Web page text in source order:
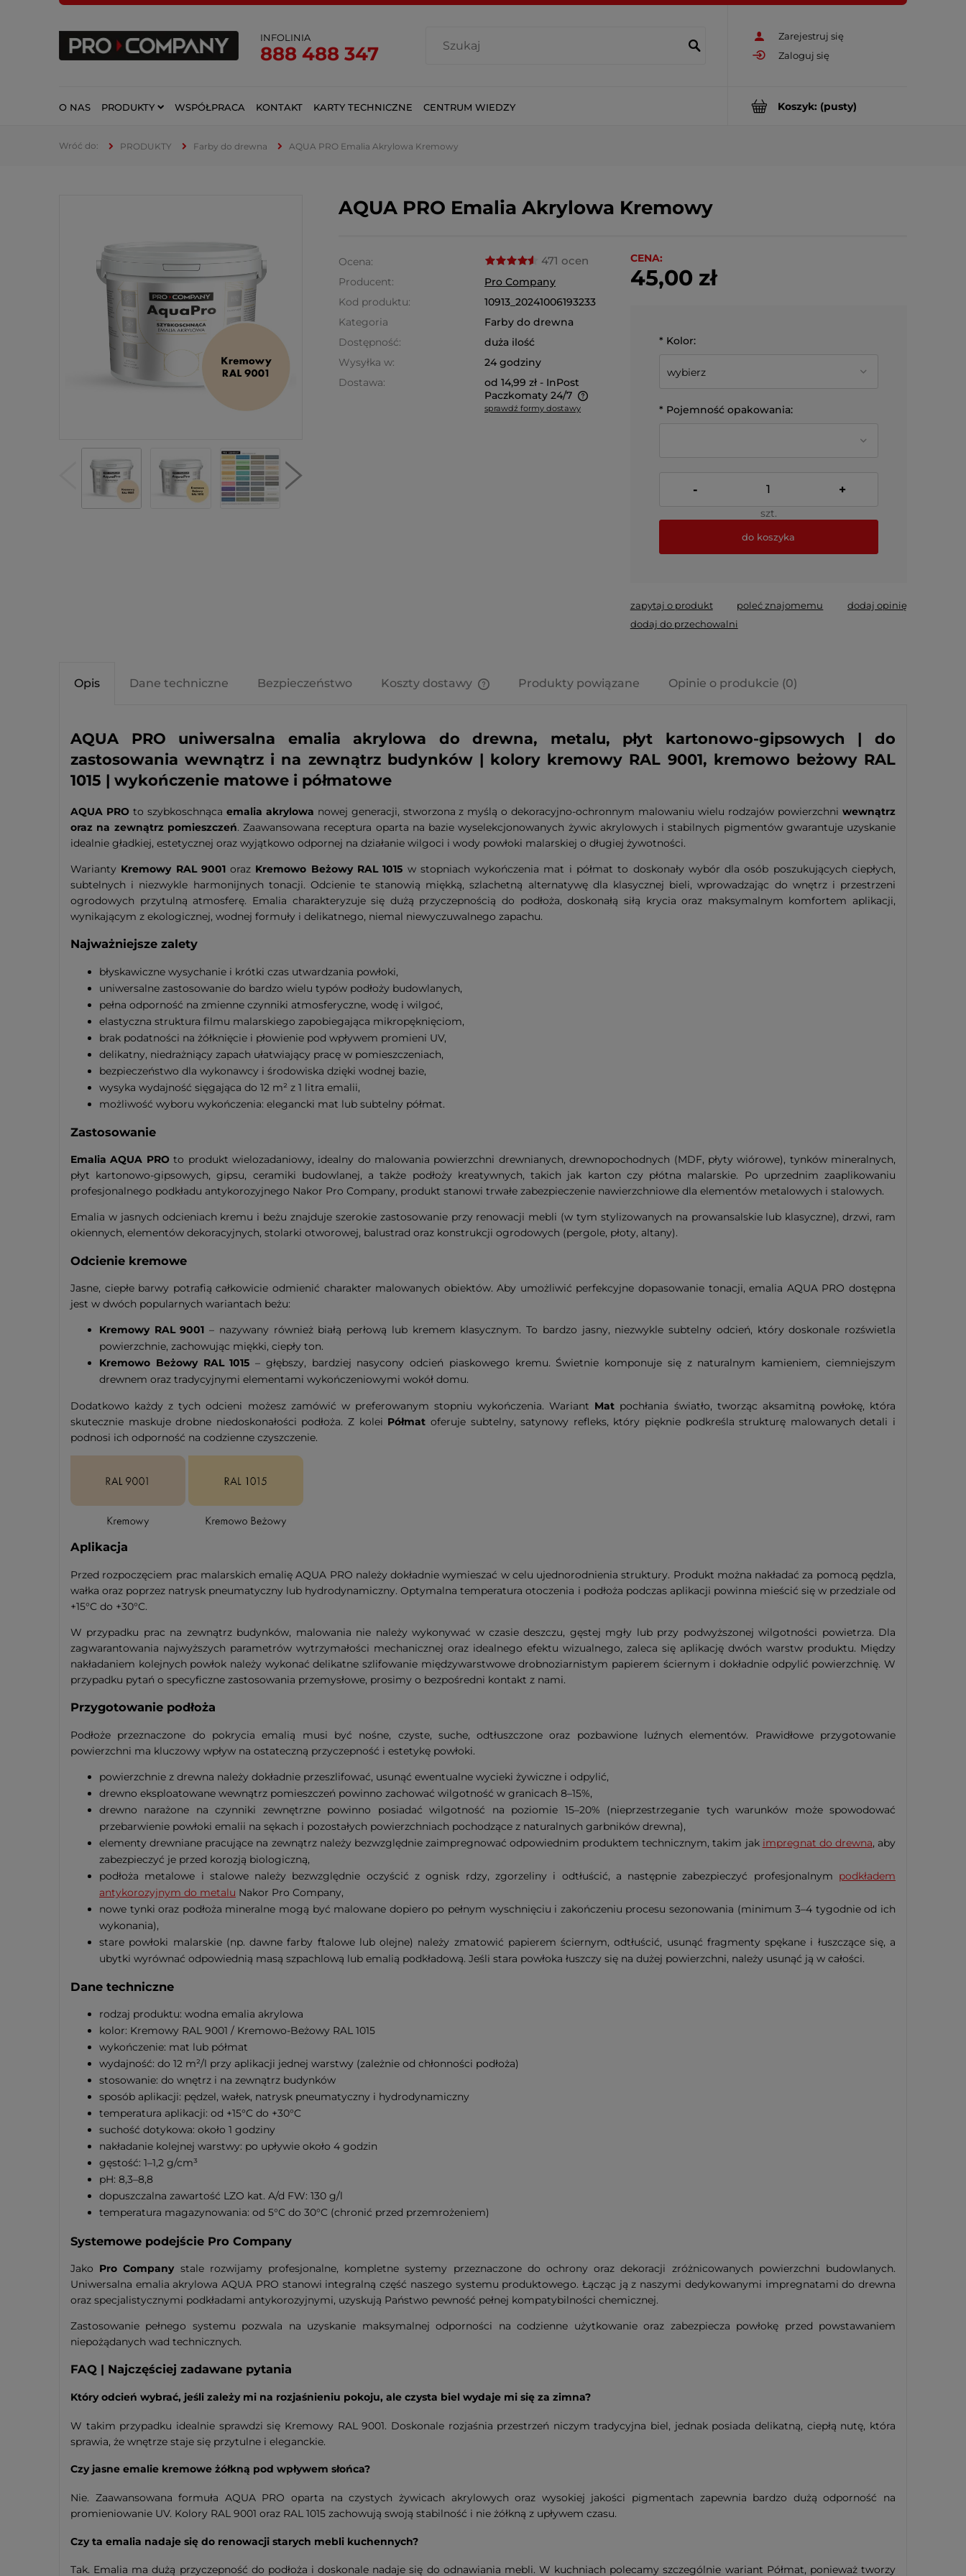
Zarejestruj się
Zaloguj się
INFOLINIA
888 488 347
Koszyk: (pusty)
O NAS PRODUKTY WSPÓŁPRACA KONTAKT KARTY TECHNICZNE CENTRUM WIEDZY
PRODUKTY Farby do drewna AQUA PRO Emalia Akrylowa Kremowy
AQUA PRO Emalia Akrylowa Kremowy
Ocena: 471 ocen
Producent:
Pro Company
Kod produktu:
10913_20241006193233
Kategoria
Farby do drewna
Dostępność:
duża ilość
Wysyłka w:
24 godziny
Dostawa:
od 14,99 zł - InPost
Paczkomaty 24/7
sprawdź formy dostawy
CENA:
45,00 zł
* Kolor:
* Pojemność opakowania:
- +
szt.
do koszyka
zapytaj o produkt poleć znajomemu
dodaj opinię
dodaj do przechowalni
Opis Dane techniczne Bezpieczeństwo Koszty dostawy Produkty powiązane Opinie o produkcie (0)
AQUA PRO uniwersalna emalia akrylowa do drewna, metalu, płyt kartonowo-gipsowych | do
zastosowania wewnątrz i na zewnątrz budynków | kolory kremowy RAL 9001, kremowo beżowy RAL
1015 | wykończenie matowe i półmatowe
AQUA PROto szybkoschnąca emalia akrylowa nowej generacji, stworzona z myślą o dekoracyjno-ochronnym malowaniu wielu rodzajów powierzchniwewnątrz
oraz na zewnątrz pomieszczeń. Zaawansowana receptura oparta na bazie wyselekcjonowanych żywic akrylowych i stabilnych pigmentów gwarantuje uzyskanie
idealnie gładkiej, estetycznej oraz wyjątkowo odpornej na działanie wilgoci i wody powłoki malarskiej o długiej żywotności.
Warianty Kremowy RAL 9001oraz Kremowo Beżowy RAL 1015 w stopniach wykończenia mat i półmat to doskonały wybór dla osób poszukujących ciepłych,
subtelnych i niezwykle harmonijnych tonacji. Odcienie te stanowią miękką, szlachetną alternatywę dla klasycznej bieli, wprowadzając do wnętrz i przestrzeni
ogrodowych przytulną atmosferę. Emalia charakteryzuje się dużą przyczepnością do podłoża, doskonałą siłą krycia oraz maksymalnym komfortem aplikacji,
wynikającym z ekologicznej, wodnej formuły i delikatnego, niemal niewyczuwalnego zapachu.
Najważniejsze zalety
błyskawiczne wysychanie i krótki czas utwardzania powłoki,
uniwersalne zastosowanie do bardzo wielu typów podłoży budowlanych,
pełna odporność na zmienne czynniki atmosferyczne, wodę i wilgoć,
elastyczna struktura filmu malarskiego zapobiegająca mikropęknięciom,
brak podatności na żółknięcie i płowienie pod wpływem promieni UV,
delikatny, niedrażniący zapach ułatwiający pracę w pomieszczeniach,
bezpieczeństwo dla wykonawcy i środowiska dzięki wodnej bazie,
wysyka wydajność sięgająca do 12 m² z 1 litra emalii,
możliwość wyboru wykończenia: elegancki mat lub subtelny półmat.
Zastosowanie
Emalia AQUA PROto produkt wielozadaniowy, idealny do malowania powierzchni drewnianych, drewnopochodnych (MDF, płyty wiórowe), tynków mineralnych,
płyt kartonowo-gipsowych, gipsu, ceramiki budowlanej, a także podłoży kreatywnych, takich jak karton czy płótna malarskie. Po uprzednim zaaplikowaniu
profesjonalnego podkładu antykorozyjnego Nakor Pro Company, produkt stanowi trwałe zabezpieczenie nawierzchniowe dla elementów metalowych i stalowych.
Emalia w jasnych odcieniach kremu i beżu znajduje szerokie zastosowanie przy renowacji mebli (w tym stylizowanych na prowansalskie lub klasyczne), drzwi, ram
okiennych, elementów dekoracyjnych, stolarki otworowej, balustrad oraz konstrukcji ogrodowych (pergole, płoty, altany).
Odcienie kremowe
Jasne, ciepłe barwy potrafią całkowicie odmienić charakter malowanych obiektów. Aby umożliwić perfekcyjne dopasowanie tonacji, emalia AQUA PRO dostępna
jest w dwóch popularnych wariantach beżu:
Kremowy RAL 9001 – nazywany również białą perłową lub kremem klasycznym. To bardzo jasny, niezwykle subtelny odcień, który doskonale rozświetla
powierzchnie, zachowując miękki, ciepły ton.
Kremowo Beżowy RAL 1015 – głębszy, bardziej nasycony odcień piaskowego kremu. Świetnie komponuje się z naturalnym kamieniem, ciemniejszym
drewnem oraz tradycyjnymi elementami wykończeniowymi wokół domu.
Dodatkowo każdy z tych odcieni możesz zamówić w preferowanym stopniu wykończenia. Wariant Mat pochłania światło, tworząc aksamitną powłokę, która
skutecznie maskuje drobne niedoskonałości podłoża. Z kolei Półmat oferuje subtelny, satynowy refleks, który pięknie podkreśla strukturę malowanych detali i
podnosi ich odporność na codzienne czyszczenie.
Aplikacja
Przed rozpoczęciem prac malarskich emalię AQUA PRO należy dokładnie wymieszać w celu ujednorodnienia struktury. Produkt można nakładać za pomocą pędzla,
wałka oraz poprzez natrysk pneumatyczny lub hydrodynamiczny. Optymalna temperatura otoczenia i podłoża podczas aplikacji powinna mieścić się w przedziale od
+15°C do +30°C.
W przypadku prac na zewnątrz budynków, malowania nie należy wykonywać w czasie deszczu, gęstej mgły lub przy podwyższonej wilgotności powietrza. Dla
zagwarantowania najwyższych parametrów wytrzymałości mechanicznej oraz idealnego efektu wizualnego, zaleca się aplikację dwóch warstw produktu. Między
nakładaniem kolejnych powłok należy wykonać delikatne szlifowanie międzywarstwowe drobnoziarnistym papierem ściernym i dokładnie odpylić powierzchnię. W
przypadku pytań o specyficzne zastosowania przemysłowe, prosimy o bezpośredni kontakt z nami.
Przygotowanie podłoża
Podłoże przeznaczone do pokrycia emalią musi być nośne, czyste, suche, odtłuszczone oraz pozbawione luźnych elementów. Prawidłowe przygotowanie
powierzchni ma kluczowy wpływ na ostateczną przyczepność i estetykę powłoki.
powierzchnie z drewna należy dokładnie przeszlifować, usunąć ewentualne wycieki żywiczne i odpylić,
drewno eksploatowane wewnątrz pomieszczeń powinno zachować wilgotność w granicach 8–15%,
drewno narażone na czynniki zewnętrzne powinno posiadać wilgotność na poziomie 15–20% (nieprzestrzeganie tych warunków może spowodować
przebarwienie powłoki emalii na sękach i pozostałych powierzchniach pochodzące z naturalnych garbników drewna),
elementy drewniane pracujące na zewnątrz należy bezwzględnie zaimpregnować odpowiednim produktem technicznym, takim jak impregnat do drewna, aby
zabezpieczyć je przed korozją biologiczną,
podłoża metalowe i stalowe należy bezwzględnie oczyścić z ognisk rdzy, zgorzeliny i odtłuścić, a następnie zabezpieczyć profesjonalnym podkładem
antykorozyjnym do metalu Nakor Pro Company,
nowe tynki oraz podłoża mineralne mogą być malowane dopiero po pełnym wyschnięciu i zakończeniu procesu sezonowania (minimum 3–4 tygodnie od ich
wykonania),
stare powłoki malarskie (np. dawne farby ftalowe lub olejne) należy zmatowić papierem ściernym, odtłuścić, usunąć fragmenty spękane i łuszczące się, a
ubytki wyrównać odpowiednią masą szpachlową lub emalią podkładową. Jeśli stara powłoka łuszczy się na dużej powierzchni, należy usunąć ją w całości.
Dane techniczne
rodzaj produktu: wodna emalia akrylowa
kolor: Kremowy RAL 9001 / Kremowo-Beżowy RAL 1015
wykończenie: mat lub półmat
wydajność: do 12 m²/l przy aplikacji jednej warstwy (zależnie od chłonności podłoża)
stosowanie: do wnętrz i na zewnątrz budynków
sposób aplikacji: pędzel, wałek, natrysk pneumatyczny i hydrodynamiczny
temperatura aplikacji: od +15°C do +30°C
suchość dotykowa: około 1 godziny
nakładanie kolejnej warstwy: po upływie około 4 godzin
gęstość: 1–1,2 g/cm³
pH: 8,3–8,8
dopuszczalna zawartość LZO kat. A/d FW: 130 g/l
temperatura magazynowania: od 5°C do 30°C (chronić przed przemrożeniem)
Systemowe podejście Pro Company
Jako Pro Companystale rozwijamy profesjonalne, kompletne systemy przeznaczone do ochrony oraz dekoracji zróżnicowanych powierzchni budowlanych.
Uniwersalna emalia akrylowa AQUA PRO stanowi integralną część naszego systemu produktowego. Łącząc ją z naszymi dedykowanymi impregnatami do drewna
oraz specjalistycznymi podkładami antykorozyjnymi, uzyskują Państwo pewność pełnej kompatybilności chemicznej.
Zastosowanie pełnego systemu pozwala na uzyskanie maksymalnej odporności na codzienne użytkowanie oraz zabezpiecza powłokę przed powstawaniem
niepożądanych wad technicznych.
FAQ | Najczęściej zadawane pytania
Który odcień wybrać, jeśli zależy mi na rozjaśnieniu pokoju, ale czysta biel wydaje mi się za zimna?
W takim przypadku idealnie sprawdzi się Kremowy RAL 9001. Doskonale rozjaśnia przestrzeń niczym tradycyjna biel, jednak posiada delikatną, ciepłą nutę, która
sprawia, że wnętrze staje się przytulne i eleganckie.
Czy jasne emalie kremowe żółkną pod wpływem słońca?
Nie. Zaawansowana formuła AQUA PRO oparta na czystych żywicach akrylowych oraz wysokiej jakości pigmentach zapewnia bardzo dużą odporność na
promieniowanie UV. Kolory RAL 9001 oraz RAL 1015 zachowują swoją stabilność i nie żółkną z upływem czasu.
Czy ta emalia nadaje się do renowacji starych mebli kuchennych?
Tak. Emalia ma dużą przyczepność do podłoża i doskonale nadaje się do odnawiania mebli. W kuchniach polecamy szczególnie wariant Półmat, ponieważ tworzy